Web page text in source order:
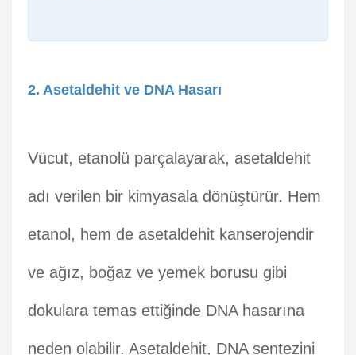
2. Asetaldehit ve DNA Hasarı
Vücut, etanolü parçalayarak, asetaldehit
adı verilen bir kimyasala dönüştürür. Hem
etanol, hem de asetaldehit kanserojendir
ve ağız, boğaz ve yemek borusu gibi
dokulara temas ettiğinde DNA hasarına
neden olabilir. Asetaldehit, DNA sentezini